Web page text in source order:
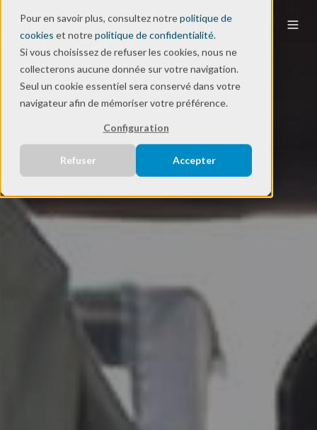
Pour en savoir plus, consultez notrepolitique de
cookies et notrepolitique de confidentialité.
Si vous choisissez de refuser les cookies, nous ne
collecterons aucune donnée sur votre navigation.
Seul un cookie essentiel sera conservé dans votre
navigateur afin de mémoriser votre préférence.
Configuration
Refuser Accepter
FR